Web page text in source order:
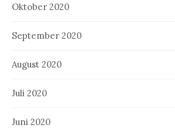
Oktober 2020
September 2020
August 2020
Juli 2020
Juni 2020